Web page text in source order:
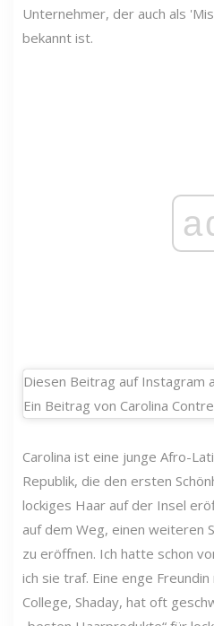
Unternehmer, der auch als
bekannt ist.
Diesen Beitrag auf Instagram
Ein Beitrag von Carolina
Carolina ist eine junge Afro-
Republik, die den ersten
lockiges Haar auf der Insel
auf dem Weg, einen weiteren
zu eröffnen. Ich hatte schon
ich sie traf. Eine enge
College, Shaday, hat oft